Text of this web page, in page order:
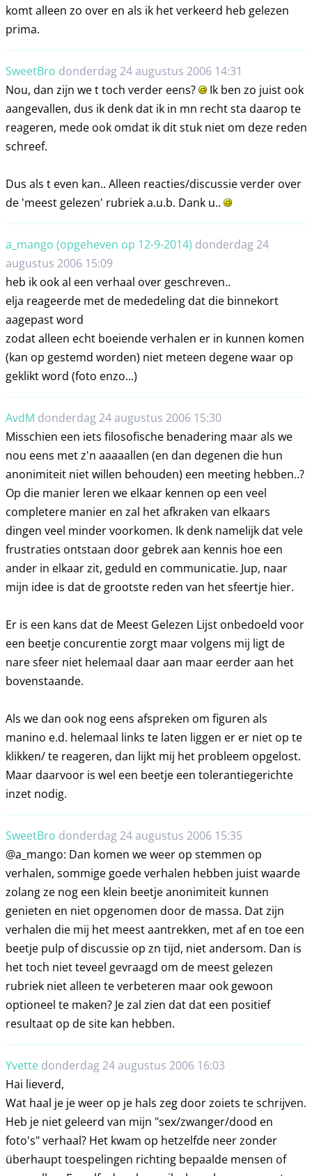
komt alleen zo over en als ik het verkeerd heb gelezen
prima.
SweetBro donderdag 24 augustus 2006 14:31
Nou, dan zijn we t toch verder eens?
Ik ben zo juist ook
aangevallen, dus ik denk dat ik in mn recht sta daarop te
reageren, mede ook omdat ik dit stuk niet om deze reden
schreef.
Dus als t even kan.. Alleen reacties/discussie verder over
de 'meest gelezen' rubriek a.u.b. Dank u..
a_mango (opgeheven op 12-9-2014) donderdag 24
augustus 2006 15:09
heb ik ook al een verhaal over geschreven..
elja reageerde met de mededeling dat die binnekort
aagepast word
zodat alleen echt boeiende verhalen er in kunnen komen
(kan op gestemd worden) niet meteen degene waar op
geklikt word (foto enzo...)
AvdM donderdag 24 augustus 2006 15:30
Misschien een iets filosofische benadering maar als we
nou eens met z'n aaaaallen (en dan degenen die hun
anonimiteit niet willen behouden) een meeting hebben..?
Op die manier leren we elkaar kennen op een veel
completere manier en zal het afkraken van elkaars
dingen veel minder voorkomen. Ik denk namelijk dat vele
frustraties ontstaan door gebrek aan kennis hoe een
ander in elkaar zit, geduld en communicatie. Jup, naar
mijn idee is dat de grootste reden van het sfeertje hier.
Er is een kans dat de Meest Gelezen Lijst onbedoeld voor
een beetje concurentie zorgt maar volgens mij ligt de
nare sfeer niet helemaal daar aan maar eerder aan het
bovenstaande.
Als we dan ook nog eens afspreken om figuren als
manino e.d. helemaal links te laten liggen er er niet op te
klikken/ te reageren, dan lijkt mij het probleem opgelost.
Maar daarvoor is wel een beetje een tolerantiegerichte
inzet nodig.
SweetBro donderdag 24 augustus 2006 15:35
@a_mango: Dan komen we weer op stemmen op
verhalen, sommige goede verhalen hebben juist waarde
zolang ze nog een klein beetje anonimiteit kunnen
genieten en niet opgenomen door de massa. Dat zijn
verhalen die mij het meest aantrekken, met af en toe een
beetje pulp of discussie op zn tijd, niet andersom. Dan is
het toch niet teveel gevraagd om de meest gelezen
rubriek niet alleen te verbeteren maar ook gewoon
optioneel te maken? Je zal zien dat dat een positief
resultaat op de site kan hebben.
Yvette donderdag 24 augustus 2006 16:03
Hai lieverd,
Wat haal je je weer op je hals zeg door zoiets te schrijven.
Heb je niet geleerd van mijn "sex/zwanger/dood en
foto's" verhaal? Het kwam op hetzelfde neer zonder
überhaupt toespelingen richting bepaalde mensen of